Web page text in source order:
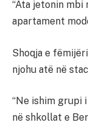
“Ata jetonin mbi
apartament
Shoqja e
njohu atë në
“Ne ishim grupi
në shkollat ​e